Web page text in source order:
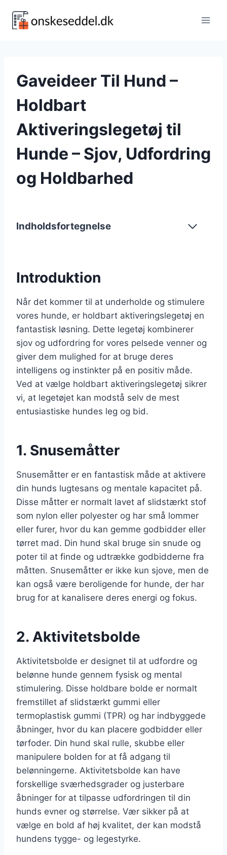
Gaveideer Til Hund –
Holdbart
Aktiveringslegetøj til
Hunde – Sjov, Udfordring
og Holdbarhed
Indholdsfortegnelse
Introduktion
Når det kommer til at underholde og stimulere
vores hunde, er holdbart aktiveringslegetøj en
fantastisk løsning. Dette legetøj kombinerer
sjov og udfordring for vores pelsede venner og
giver dem mulighed for at bruge deres
intelligens og instinkter på en positiv måde.
Ved at vælge holdbart aktiveringslegetøj sikrer
vi, at legetøjet kan modstå selv de mest
entusiastiske hundes leg og bid.
1. Snusemåtter
Snusemåtter er en fantastisk måde at aktivere
din hunds lugtesans og mentale kapacitet på.
Disse måtter er normalt lavet af slidstærkt stof
som nylon eller polyester og har små lommer
eller furer, hvor du kan gemme godbidder eller
tørret mad. Din hund skal bruge sin snude og
poter til at finde og udtrække godbidderne fra
måtten. Snusemåtter er ikke kun sjove, men de
kan også være beroligende for hunde, der har
brug for at kanalisere deres energi og fokus.
2. Aktivitetsbolde
Aktivitetsbolde er designet til at udfordre og
belønne hunde gennem fysisk og mental
stimulering. Disse holdbare bolde er normalt
fremstillet af slidstærkt gummi eller
termoplastisk gummi (TPR) og har indbyggede
åbninger, hvor du kan placere godbidder eller
tørfoder. Din hund skal rulle, skubbe eller
manipulere bolden for at få adgang til
belønningerne. Aktivitetsbolde kan have
forskellige sværhedsgrader og justerbare
åbninger for at tilpasse udfordringen til din
hunds evner og størrelse. Vær sikker på at
vælge en bold af høj kvalitet, der kan modstå
hundens tygge- og legestyrke.